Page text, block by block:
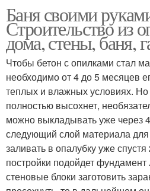
Баня своими
Строительство из
дома, стены, баня,
Чтобы бетон с опилками стал
необходимо от 4 до 5 месяцев
теплых и влажных условиях.
полностью высохнет,
можно выкладывать уже через
следующий слой материала
заливать в опалубку уже
постройки подойдет фундамент
стеновые блоки заготовить